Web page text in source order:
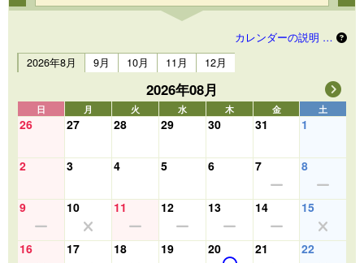
カレンダーの説明 …
2026年8月
9月 10月 11月 12月
2026年08月
日 月 火 水 木 金 土
26 27 28 29 30 31 1
2 3 4 5 6 7 8
9 10 11 12 13 14 15
16 17 18 19 20 21 22